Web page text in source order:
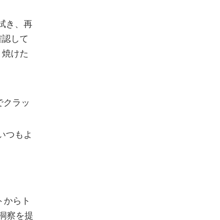
き、再
して
けた
ラッ
つもよ
らト
察を提